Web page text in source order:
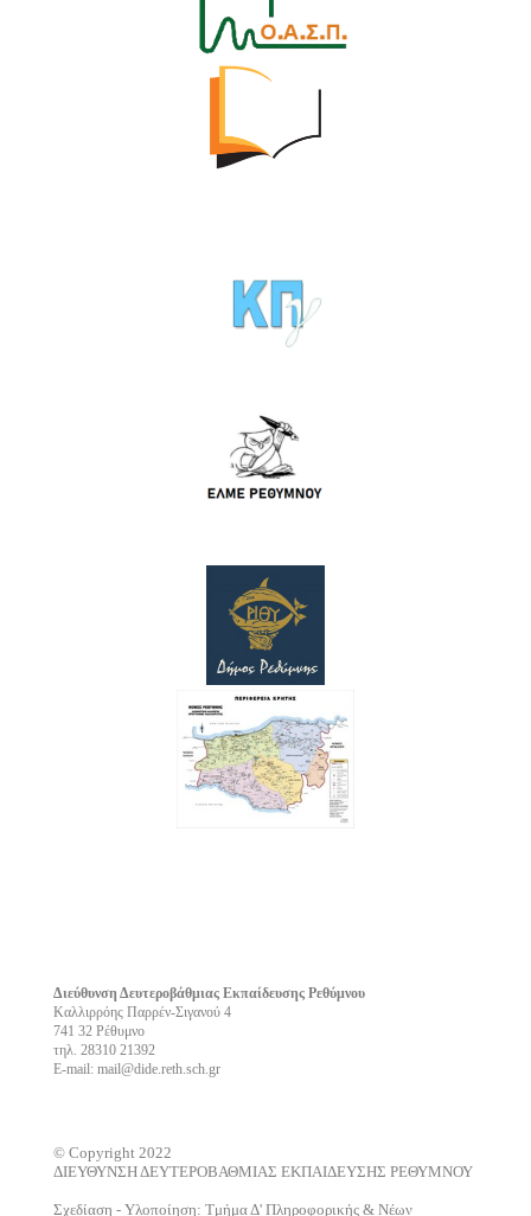
Διεύθυνση Δευτεροβάθμιας Εκπαίδευσης Ρεθύμνου
Καλλιρρόης Παρρέν-Σιγανού 4
741 32 Ρέθυμνο
τηλ. 28310 21392
E-mail: mail@dide.reth.sch.gr
© Copyright 2022
ΔΙΕΥΘΥΝΣΗ ΔΕΥΤΕΡΟΒΑΘΜΙΑΣ ΕΚΠΑΙΔΕΥΣΗΣ ΡΕΘΥΜΝΟΥ
Σχεδίαση - Υλοποίηση: Τμήμα Δ' Πληροφορικής & Νέων